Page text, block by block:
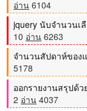
อ่าน 6104
jquery นับจำนวนเ
10 อ่าน 6263
จำนวนสัปดาห์ของ
5178
ออกรายงานสรุปด้
2 อ่าน 4037